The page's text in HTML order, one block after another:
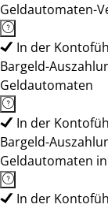
Geldautomaten-
In der
Bargeld-
Geldautomaten
In der
Bargeld-
Geldautomaten
In der